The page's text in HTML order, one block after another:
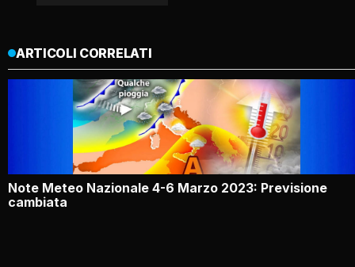
ARTICOLI CORRELATI
Note Meteo Nazionale 4-6 Marzo 2023: Previsione
cambiata